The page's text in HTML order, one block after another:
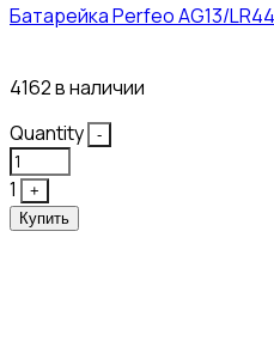
Батарейка Perfeo AG13/
4162 в наличии
Quantity
-
1
+
Купить